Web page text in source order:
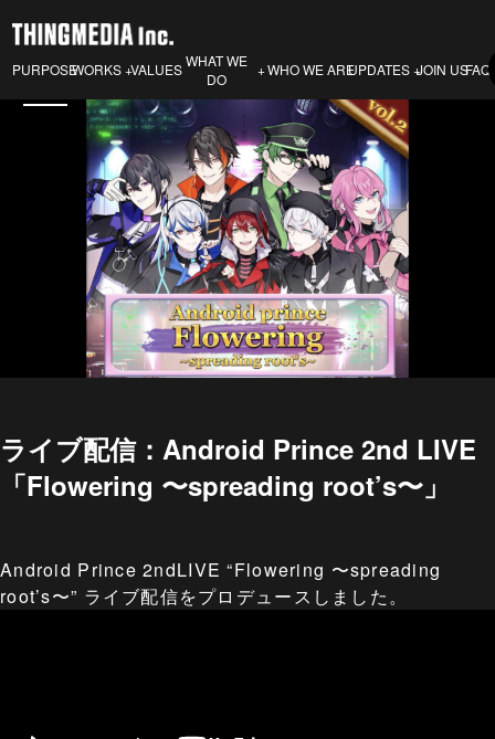
PURPOSEWORKS VALUES WHAT WE
DO
WHO WE AREUPDATES JOIN USFAQ
ライブ配信：Android Prince 2nd LIVE
「Flowering 〜spreading root’s〜」
Android Prince 2ndLIVE “Flowering 〜spreading
root’s〜” ライブ配信をプロデュースしました。